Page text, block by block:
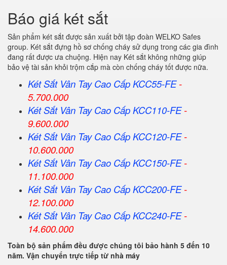
Báo giá két sắt
Sản phẩm két sắt được sản xuất bởi tập đoàn WELKO Safes
group. Két sắt đựng hồ sơ chống cháy sử dụng trong các gia đình
đang rất được ưa chuộng. Hiện nay Két sắt không những giúp
bảo vệ tài sản khỏi trộm cắp mà còn chống cháy tốt được nữa.
Két Sắt Vân Tay Cao Cấp KCC55-FE-
5.700.000
Két Sắt Vân Tay Cao Cấp KCC110-FE-
9.600.000
Két Sắt Vân Tay Cao Cấp KCC120-FE-
10.600.000
Két Sắt Vân Tay Cao Cấp KCC150-FE-
11.100.000
Két Sắt Vân Tay Cao Cấp KCC200-FE-
12.100.000
Két Sắt Vân Tay Cao Cấp KCC240-FE-
14.600.000
Toàn bộ sản phẩm đều được chúng tôi bảo hành 5 đến 10
năm. Vận chuyển trực tiếp từ nhà máy